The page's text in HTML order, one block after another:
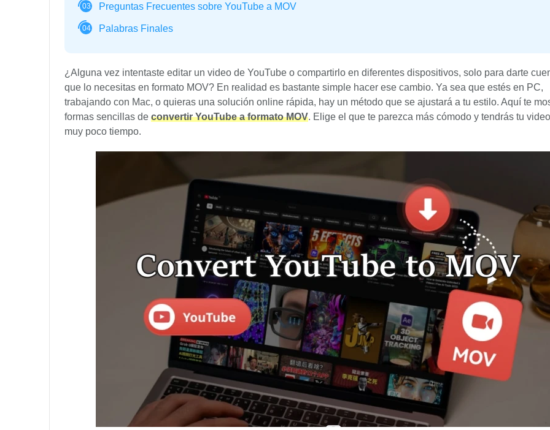
03 Preguntas Frecuentes sobre YouTube a MOV
04 Palabras Finales
¿Alguna vez intentaste editar un video de YouTube o compartirlo en diferentes dispositivos, solo para darte
que lo necesitas en formato MOV? En realidad es bastante simple hacer ese cambio. Ya sea que estés en PC,
trabajando con Mac, o quieras una solución online rápida, hay un método que se ajustará a tu estilo. Aquí te
formas sencillas de convertir YouTube a formato MOV. Elige el que te parezca más cómodo y tendrás tu
muy poco tiempo.